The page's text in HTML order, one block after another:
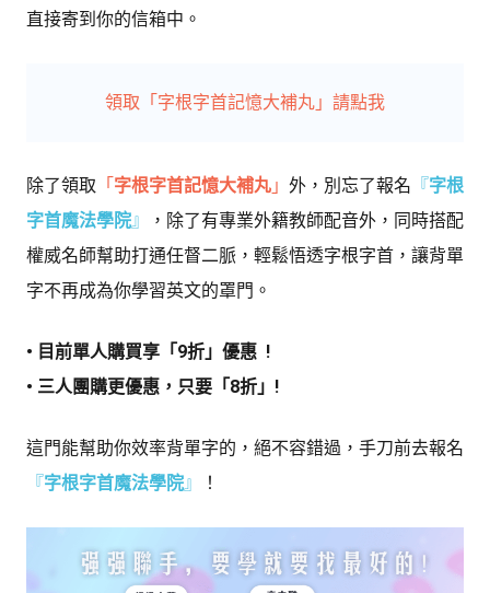
直接寄到你的信箱中。
領取「字根字首記憶大補丸」請點我
除了領取 「 字根字首記憶大補丸 」 外，別忘了報名 『字根
字首魔法學院』
，除了有專業外籍教師配音外，同時搭配
權威名師幫助打通任督二脈，輕鬆悟透字根字首，讓背單
字不再成為你學習英文的罩門。
• 目前單人購買享「9折」優惠 !
• 三人團購更優惠，只要「8折」!
這門能幫助你效率背單字的，絕不容錯過，手刀前去報名
『字根字首魔法學院』 ！